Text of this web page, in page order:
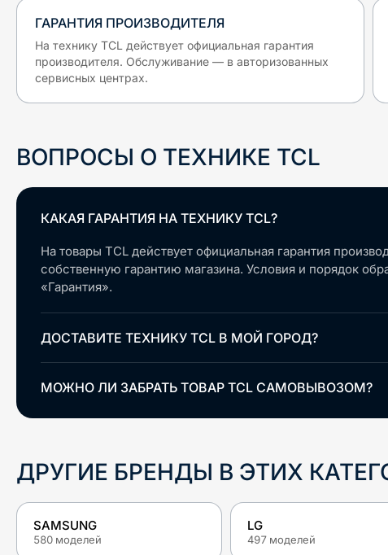
ГАРАНТИЯ ПРОИЗВОДИТЕЛЯ
На технику TCL действует официальная гарантия
производителя. Обслуживание — в авторизованных
сервисных центрах.
ВОПРОСЫ О ТЕХНИКЕ TCL
КАКАЯ ГАРАНТИЯ НА ТЕХНИКУ TCL?
На товары TCL действует официальная гарантия
собственную гарантию магазина. Условия и порядок
«Гарантия».
ДОСТАВИТЕ ТЕХНИКУ TCL В МОЙ ГОРОД?
МОЖНО ЛИ ЗАБРАТЬ ТОВАР TCL САМОВЫВОЗОМ?
ДРУГИЕ БРЕНДЫ В ЭТИХ
SAMSUNG
580 моделей
LG
497 моделей